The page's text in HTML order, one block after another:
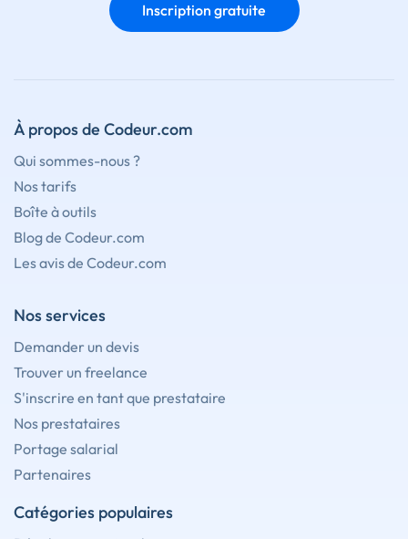
Inscription gratuite
À propos de Codeur.com
Qui sommes-nous ?
Nos tarifs
Boîte à outils
Blog de Codeur.com
Les avis de Codeur.com
Nos services
Demander un devis
Trouver un freelance
S'inscrire en tant que prestataire
Nos prestataires
Portage salarial
Partenaires
Catégories populaires